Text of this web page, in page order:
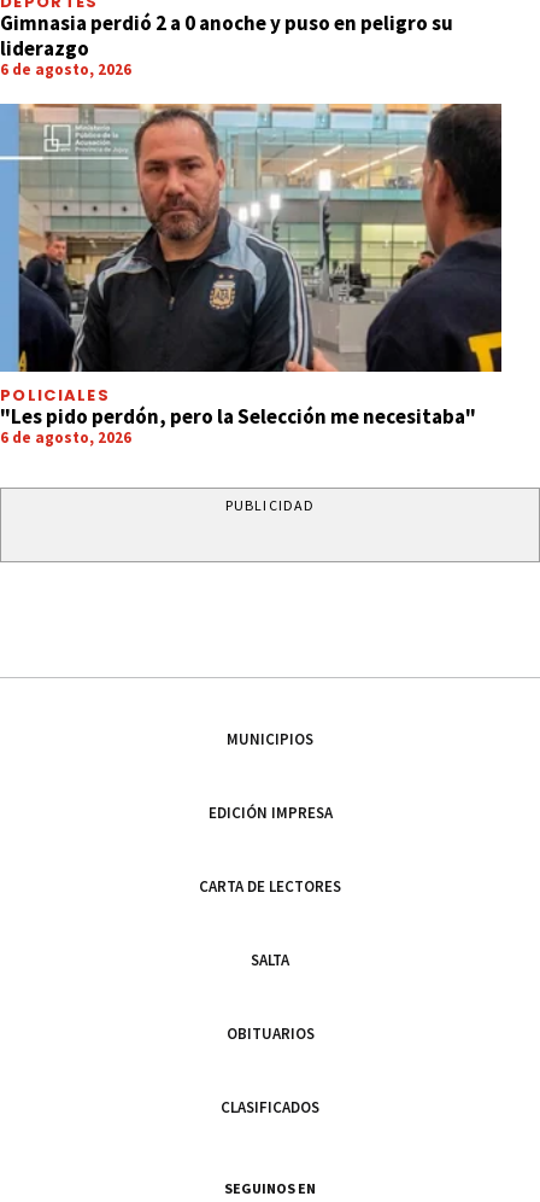
Gimnasia perdió 2 a 0 anoche y puso en peligro su
liderazgo
6 de agosto, 2026
POLICIALES
"Les pido perdón, pero la Selección me necesitaba"
6 de agosto, 2026
PUBLICIDAD
MUNICIPIOS
EDICIÓN IMPRESA
CARTA DE LECTORES
SALTA
OBITUARIOS
CLASIFICADOS
SEGUINOS EN